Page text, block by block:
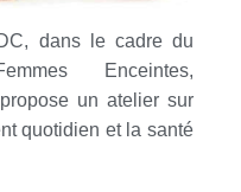
dans le cadre du
Enceintes,
un atelier sur
quotidien et la santé